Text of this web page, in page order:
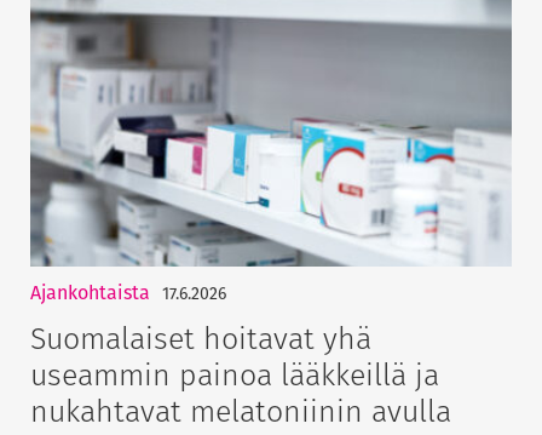
Ajankohtaista 17.6.2026
Suomalaiset hoitavat yhä
useammin painoa lääkkeillä ja
nukahtavat melatoniinin avulla